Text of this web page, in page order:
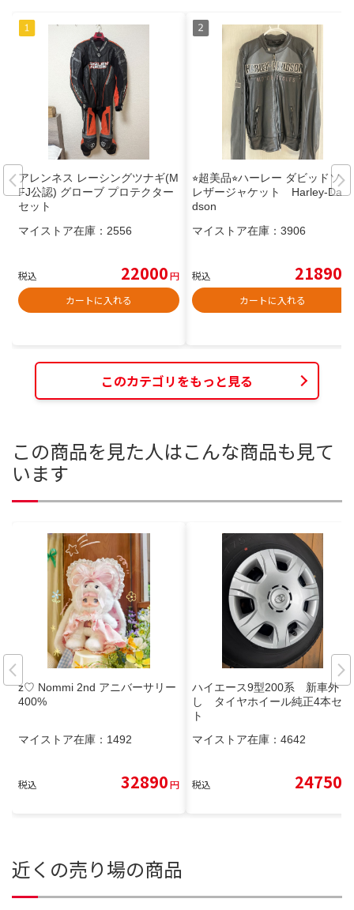
アレンネス レーシングツナギ(M
FJ公認) グローブ プロテクター
セット
マイストア在庫： 2556
税込 22000円
カートに入れる
⭐︎超美品⭐︎ハーレー ダビッドソン
レザージャケット Harley-Davi
dson
マイストア在庫： 3906
税込 21890
カートに入れる
このカテゴリをもっと見る
この商品を見た人はこんな商品も見て
います
z♡ Nommi 2nd アニバーサリー
400%
マイストア在庫： 1492
税込 32890円
ハイエース9型200系 新車外
し タイヤホイール純正4本セッ
ト
マイストア在庫： 4642
税込 24750
近くの売り場の商品